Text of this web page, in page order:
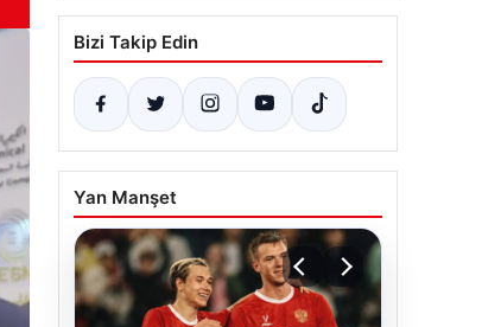
Bizi Takip Edin
Yan Manşet